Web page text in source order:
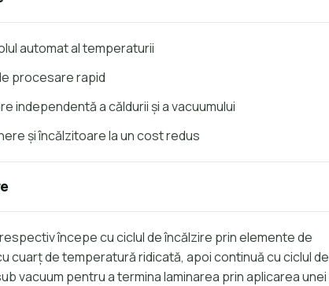
automat al temperaturii
procesare rapid
independentă a căldurii și a vacuumului
și încălzitoare la un cost redus
începe cu ciclul de încălzire prin elemente de
cuarț de temperatură ridicată, apoi continuă cu ciclul de
vacuum pentru a termina laminarea prin aplicarea unei